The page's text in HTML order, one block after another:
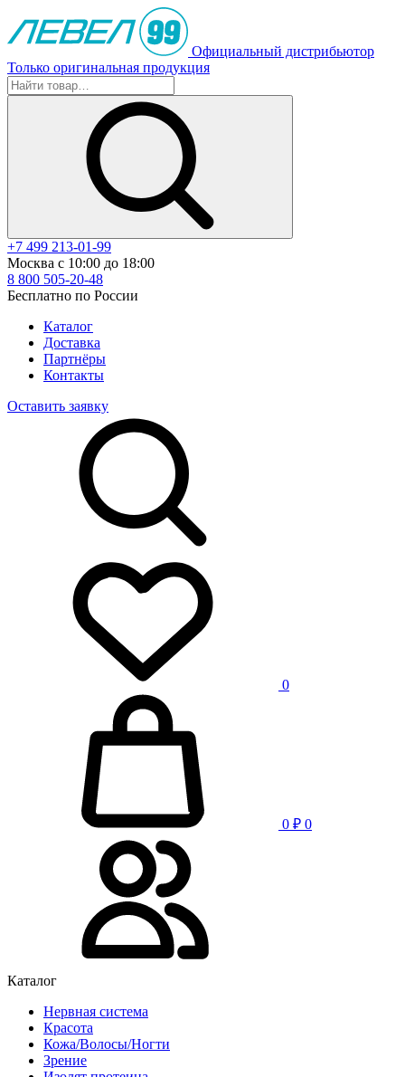
Официальный дистрибьютор
Только оригинальная продукция
+7 499 213-01-99
Москва с 10:00 до 18:00
8 800 505-20-48
Бесплатно по России
Каталог
Доставка
Партнёры
Контакты
Оставить заявку
0
0 ₽ 0
Каталог
Нервная система
Красота
Кожа/Волосы/Ногти
Зрение